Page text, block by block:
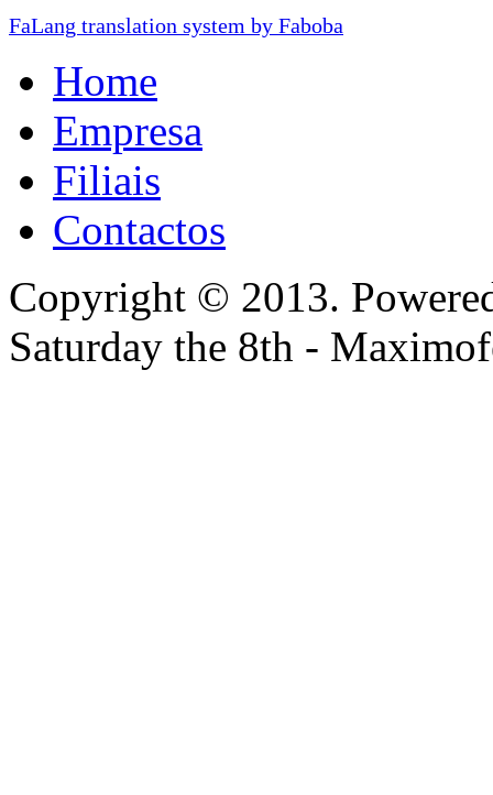
FaLang translation system by Faboba
Home
Empresa
Filiais
Contactos
Copyright © 2013.
Saturday the 8th -